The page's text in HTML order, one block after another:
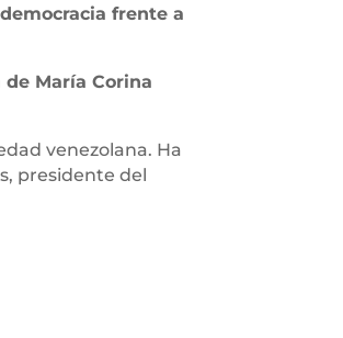
frente a
María Corina
venezolana. Ha
presidente del